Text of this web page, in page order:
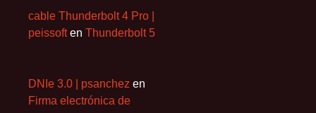
cable Thunderbolt 4 Pro |
peissoften Thunderbolt 5
DNIe 3.0 | psanchez en
Firma electrónica de